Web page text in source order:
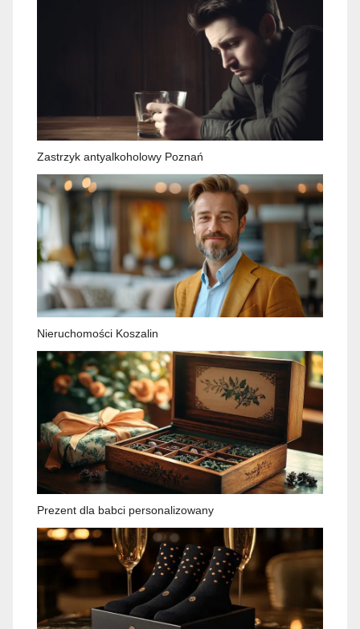
Zastrzyk antyalkoholowy Poznań
Nieruchomości Koszalin
Prezent dla babci personalizowany